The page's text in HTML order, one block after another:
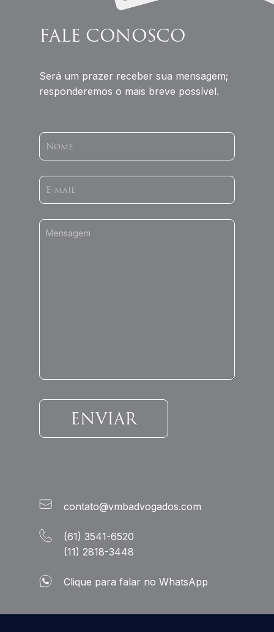
FALE CONOSCO
Será um prazer receber sua mensagem;
responderemos o mais breve possível.
contato@vmbadvogados.com
(61) 3541-6520
(11) 2818-3448
Clique para falar no WhatsApp